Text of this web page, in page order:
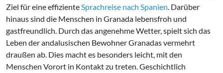
Ziel für eine effizienteSprachreise nach Spanien. Darüber
hinaus sind die Menschen in Granada lebensfroh und
gastfreundlich. Durch das angenehme Wetter, spielt sich das
Leben der andalusischen Bewohner Granadas vermehrt
draußen ab. Dies macht es besonders leicht, mit den
Menschen Vorort in Kontakt zu treten. Geschichtlich